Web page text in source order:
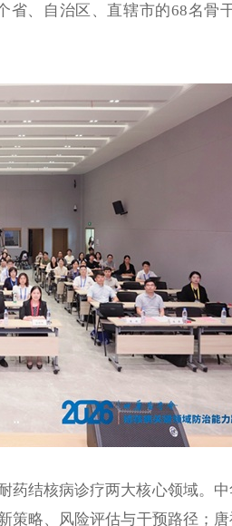
、自治区、直辖市的68名骨
结核病诊疗两大核心领域。
策略、风险评估与干预路径；